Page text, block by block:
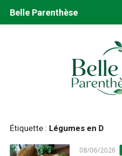
Belle Parenthèse
Étiquette : Légumes en D
Publié
08/06/2026